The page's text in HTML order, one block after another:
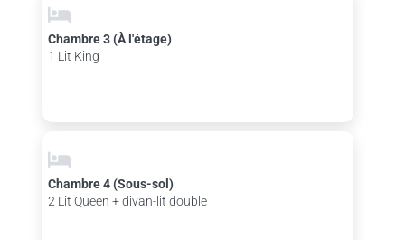
Chambre 3 (À l'étage)
1 Lit King
Chambre 4 (Sous-sol)
2 Lit Queen + divan-lit double